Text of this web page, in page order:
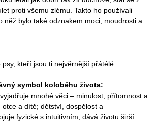
proti všemu zlému. Takto ho používali
něž bylo také odznakem moci, moudrosti a
kteří jsou ti nejvěrnější přátélé.
symbol koloběhu života:
mnohé věci – minulost, přítomnost a
otce a dítě; dětství, dospělost a
fyzické s intuitivním, dává životu širší